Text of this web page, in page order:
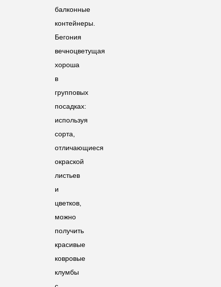
балконные
контейнеры.
Бегония
вечноцветущая
хороша
в
групповых
посадках:
используя
сорта,
отличающиеся
окраской
листьев
и
цветков,
можно
получить
красивые
ковровые
клумбы